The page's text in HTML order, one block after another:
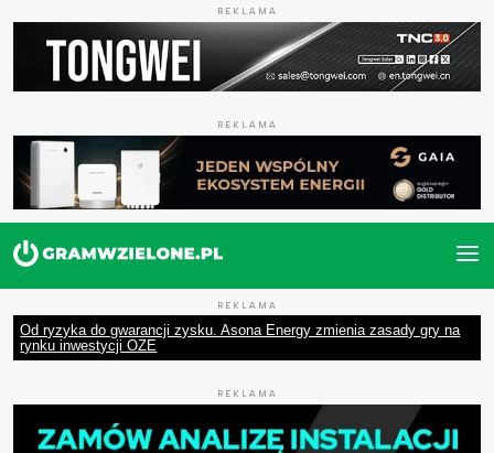
REKLAMA
REKLAMA
REKLAMA
Od ryzyka do gwarancji zysku. Asona Energy zmienia zasady gry na
rynku inwestycji OZE
REKLAMA